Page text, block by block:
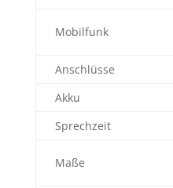
Mobilfunk
Anschlüsse
Akku
Sprechzeit
Maße